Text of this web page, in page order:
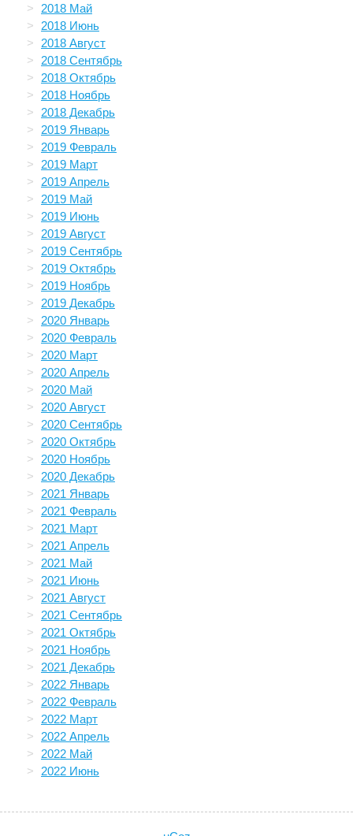
2018 Май
2018 Июнь
2018 Август
2018 Сентябрь
2018 Октябрь
2018 Ноябрь
2018 Декабрь
2019 Январь
2019 Февраль
2019 Март
2019 Апрель
2019 Май
2019 Июнь
2019 Август
2019 Сентябрь
2019 Октябрь
2019 Ноябрь
2019 Декабрь
2020 Январь
2020 Февраль
2020 Март
2020 Апрель
2020 Май
2020 Август
2020 Сентябрь
2020 Октябрь
2020 Ноябрь
2020 Декабрь
2021 Январь
2021 Февраль
2021 Март
2021 Апрель
2021 Май
2021 Июнь
2021 Август
2021 Сентябрь
2021 Октябрь
2021 Ноябрь
2021 Декабрь
2022 Январь
2022 Февраль
2022 Март
2022 Апрель
2022 Май
2022 Июнь